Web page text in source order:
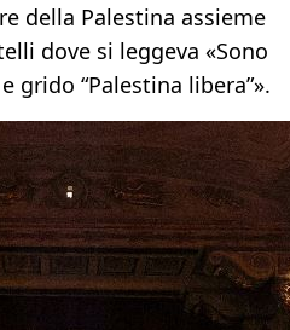
della Palestina assieme
dove si leggeva «Sono
grido “Palestina libera”».